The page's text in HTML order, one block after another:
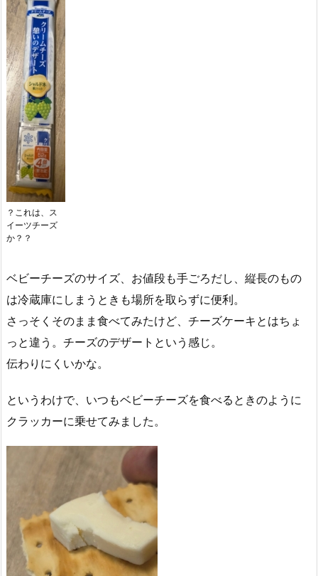
？これは、ス
イーツチーズ
か？？
ベビーチーズのサイズ、お値段も手ごろだし、縦長のもの
は冷蔵庫にしまうときも場所を取らずに便利。
さっそくそのまま食べてみたけど、チーズケーキとはちょ
っと違う。チーズのデザートという感じ。
伝わりにくいかな。
というわけで、いつもベビーチーズを食べるときのように
クラッカーに乗せてみました。